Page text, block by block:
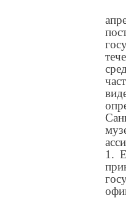
1.